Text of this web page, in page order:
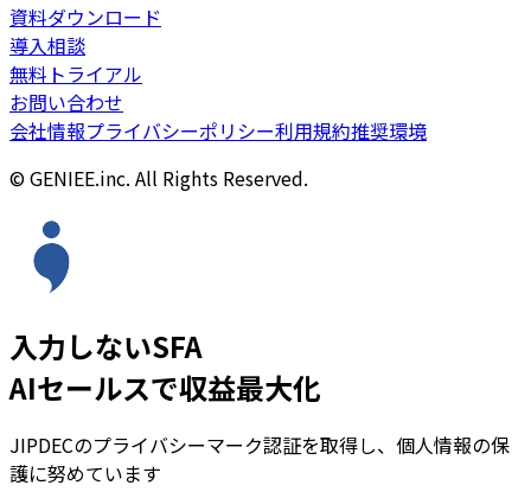
資料ダウンロード
導入相談
無料トライアル
お問い合わせ
会社情報プライバシーポリシー利用規約推奨環境
© GENIEE.inc. All Rights Reserved.
入力しないSFA
AIセールスで収益最大化
JIPDECのプライバシーマーク認証を取得し、個人情報の保
護に努めています